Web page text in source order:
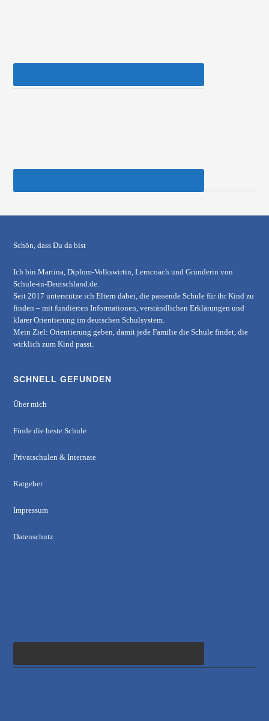
Schön, dass Du da bist
Ich bin Martina, Diplom-Volkswirtin, Lerncoach und Gründerin von
Schule-in-Deutschland.de.
Seit 2017 unterstütze ich Eltern dabei, die passende Schule für ihr Kind zu
finden – mit fundierten Informationen, verständlichen Erklärungen und
klarer Orientierung im deutschen Schulsystem.
Mein Ziel: Orientierung geben, damit jede Familie die Schule findet, die
wirklich zum Kind passt.
SCHNELL GEFUNDEN
Über mich
Finde die beste Schule
Privatschulen & Internate
Ratgeber
Impressum
Datenschutz